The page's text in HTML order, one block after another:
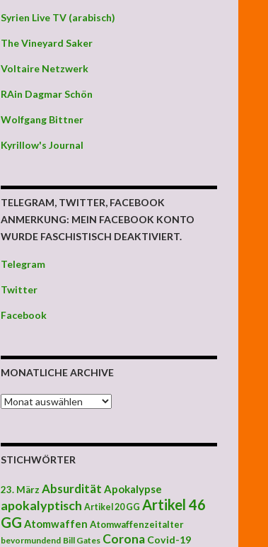
Syrien Live TV (arabisch)
The Vineyard Saker
Voltaire Netzwerk
RAin Dagmar Schön
Wolfgang Bittner
Kyrillow's Journal
TELEGRAM, TWITTER, FACEBOOK
ANMERKUNG: MEIN FACEBOOK KONTO
WURDE FASCHISTISCH DEAKTIVIERT.
Telegram
Twitter
Facebook
MONATLICHE ARCHIVE
MONATLICHE ARCHIVE
STICHWÖRTER
23. März Absurdität Apokalypse
apokalyptisch Artikel 20 GG Artikel 46
GG Atomwaffen Atomwaffenzeitalter
bevormundend Bill Gates Corona Covid-19